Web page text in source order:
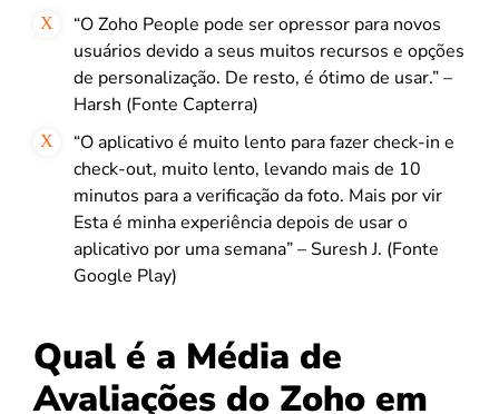
“O Zoho People pode ser opressor para novos
usuários devido a seus muitos recursos e opções
de personalização. De resto, é ótimo de usar.” –
Harsh (Fonte Capterra)
“O aplicativo é muito lento para fazer check-in e
check-out, muito lento, levando mais de 10
minutos para a verificação da foto. Mais por vir
Esta é minha experiência depois de usar o
aplicativo por uma semana” – Suresh J. (Fonte
Google Play)
Qual é a Média de
Avaliações do Zoho em